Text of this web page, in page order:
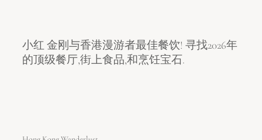
小红 金刚与香港漫游者最佳餐饮! 寻找2026年
的顶级餐厅,街上食品,和烹饪宝石.